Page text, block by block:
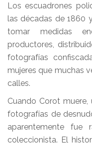
Los escuadrones
las décadas de 1860
tomar medidas
productores,
fotografías
mujeres que muchas
calles.
Cuando Corot
fotografías de
aparentemente fue
coleccionista. El